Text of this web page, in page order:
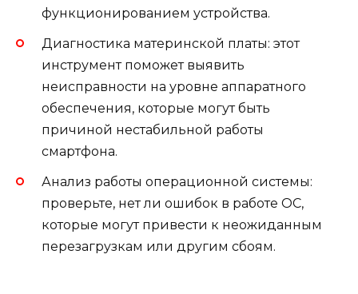
функционированием устройства.
Диагностика материнской платы: этот
инструмент поможет выявить
неисправности на уровне аппаратного
обеспечения, которые могут быть
причиной нестабильной работы
смартфона.
Анализ работы операционной системы:
проверьте, нет ли ошибок в работе ОС,
которые могут привести к неожиданным
перезагрузкам или другим сбоям.